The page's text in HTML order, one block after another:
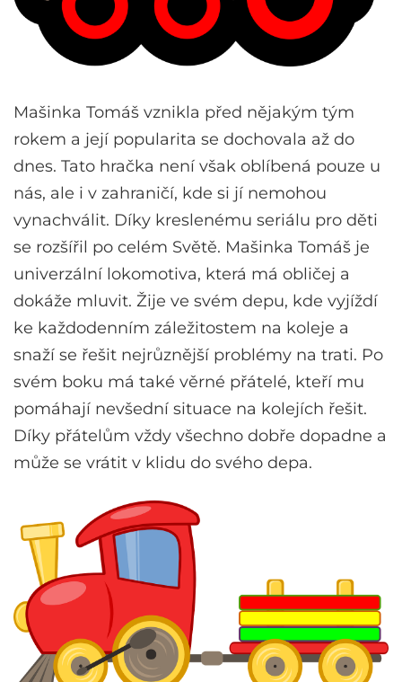
Mašinka Tomáš vznikla před nějakým tým
rokem a její popularita se dochovala až do
dnes. Tato hračka není však oblíbená pouze u
nás, ale i v zahraničí, kde si jí nemohou
vynachválit. Díky kreslenému seriálu pro děti
se rozšířil po celém Světě. Mašinka Tomáš je
univerzální lokomotiva, která má obličej a
dokáže mluvit. Žije ve svém depu, kde vyjíždí
ke každodenním záležitostem na koleje a
snaží se řešit nejrůznější problémy na trati. Po
svém boku má také věrné přátelé, kteří mu
pomáhají nevšední situace na kolejích řešit.
Díky přátelům vždy všechno dobře dopadne a
může se vrátit v klidu do svého depa.